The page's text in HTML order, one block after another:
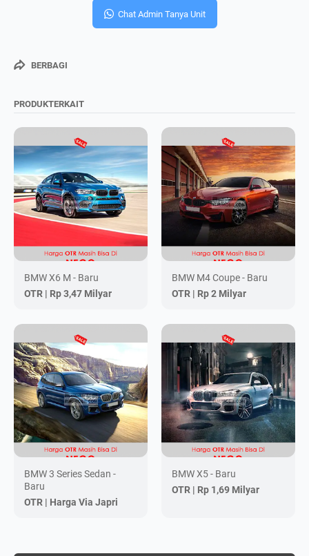
Chat Admin Tanya Unit
BERBAGI
PRODUKTERKAIT
BMW X6 M - Baru
OTR | Rp 3,47 Milyar
BMW M4 Coupe - Baru
OTR | Rp 2 Milyar
BMW 3 Series Sedan -
Baru
OTR | Harga Via Japri
BMW X5 - Baru
OTR | Rp 1,69 Milyar